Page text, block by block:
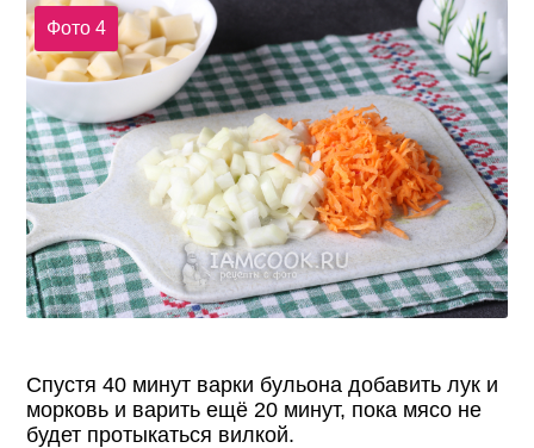
Фото 4
Спустя 40 минут варки бульона добавить лук и
морковь и варить ещё 20 минут, пока мясо не
будет протыкаться вилкой.